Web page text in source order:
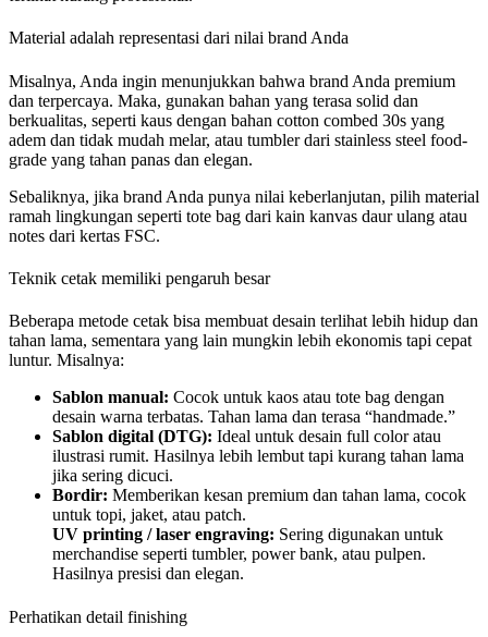
Material adalah representasi dari nilai brand Anda
Misalnya, Anda ingin menunjukkan bahwa brand Anda premium
dan terpercaya. Maka, gunakan bahan yang terasa solid dan
berkualitas, seperti kaus dengan bahan cotton combed 30s yang
adem dan tidak mudah melar, atau tumbler dari stainless steel food-
grade yang tahan panas dan elegan.
Sebaliknya, jika brand Anda punya nilai keberlanjutan, pilih material
ramah lingkungan seperti tote bag dari kain kanvas daur ulang atau
notes dari kertas FSC.
Teknik cetak memiliki pengaruh besar
Beberapa metode cetak bisa membuat desain terlihat lebih hidup dan
tahan lama, sementara yang lain mungkin lebih ekonomis tapi cepat
luntur. Misalnya:
Sablon manual: Cocok untuk kaos atau tote bag dengan
desain warna terbatas. Tahan lama dan terasa “handmade.”
Sablon digital (DTG): Ideal untuk desain full color atau
ilustrasi rumit. Hasilnya lebih lembut tapi kurang tahan lama
jika sering dicuci.
Bordir: Memberikan kesan premium dan tahan lama, cocok
untuk topi, jaket, atau patch.
UV printing / laser engraving: Sering digunakan untuk
merchandise seperti tumbler, power bank, atau pulpen.
Hasilnya presisi dan elegan.
Perhatikan detail finishing